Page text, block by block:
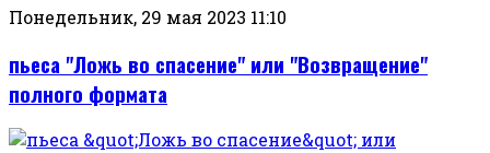
Понедельник, 29 мая 2023 11:10
пьеса "Ложь во спасение" или "Возвращение"
полного формата